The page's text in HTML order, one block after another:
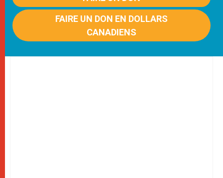
FAIRE UN DON EN DOLLARS
CANADIENS